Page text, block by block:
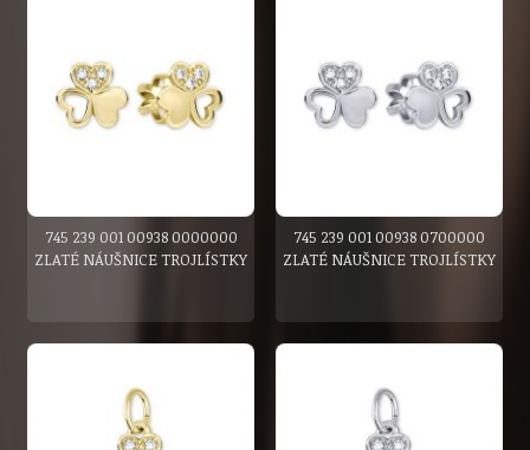
745 239 001 00938 0000000
ZLATÉ NÁUŠNICE TROJLÍSTKY
745 239 001 00938 0700000
ZLATÉ NÁUŠNICE TROJLÍSTKY